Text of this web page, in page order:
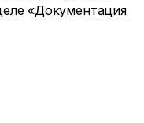
«Документация